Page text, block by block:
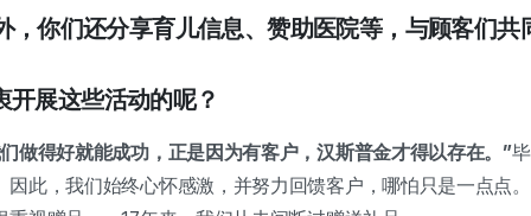
，你们还分享育儿信息、赞助医院等，与顾客们共
开展这些活动的呢？
做得好就能成功，正是因为有客户，汉斯普金才得以存在。”
因此，我们始终心怀感激，并努力回馈客户，哪怕只是一点点